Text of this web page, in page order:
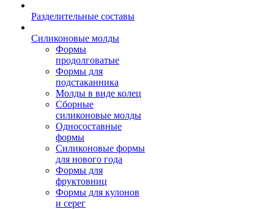
Разделительные составы
Силиконовые молды
Формы
продолговатые
Формы для
подстаканника
Молды в виде колец
Сборные
силиконовые молды
Односоставные
формы
Силиконовые формы
для нового года
Формы для
фруктовниц
Формы для кулонов
и серег